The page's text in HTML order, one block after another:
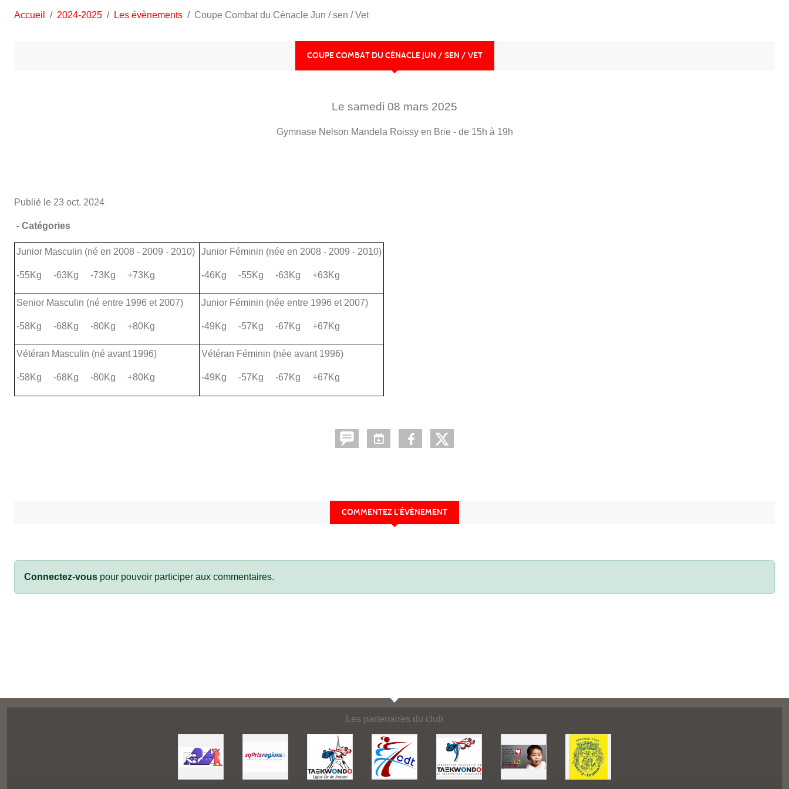
Accueil 2024-2025 Les évènements Coupe Combat du Cénacle Jun / sen / Vet
COUPE COMBAT DU CÉNACLE JUN / SEN / VET
Le samedi 08 mars 2025
Gymnase Nelson Mandela Roissy en Brie - de 15h à 19h
Publié le 23 oct. 2024
- Catégories
Junior Masculin (né en 2008 - 2009 - 2010)
-55Kg -63Kg -73Kg +73Kg
Junior Féminin (née en 2008 - 2009 - 2010)
-46Kg -55Kg -63Kg +63Kg
Senior Masculin (né entre 1996 et 2007)
-58Kg -68Kg -80Kg +80Kg
Junior Féminin (née entre 1996 et 2007)
-49Kg -57Kg -67Kg +67Kg
Vétéran Masculin (né avant 1996)
-58Kg -68Kg -80Kg +80Kg
Vétéran Féminin (née avant 1996)
-49Kg -57Kg -67Kg +67Kg
COMMENTEZ L’ÉVÈNEMENT
Connectez-vous pour pouvoir participer aux commentaires.
Les partenaires du club